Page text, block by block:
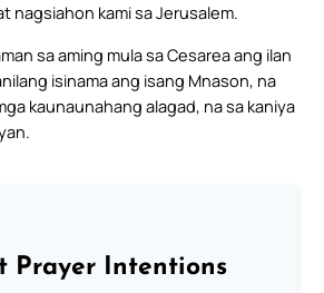
nagsiahon kami sa Jerusalem.
sa aming mula sa Cesarea ang ilan
isinama ang isang Mnason, na
kaunaunahang alagad, na sa kaniya
Prayer Intentions